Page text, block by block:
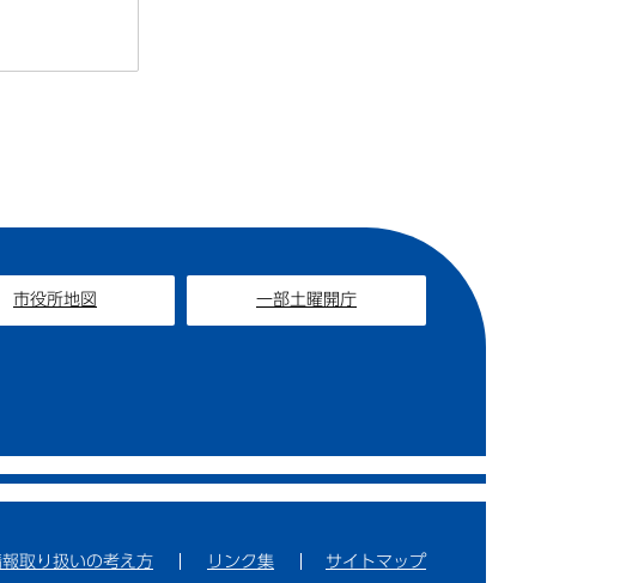
取り扱いの考え方 リンク集 サイトマップ
市役所地図 一部土曜開庁